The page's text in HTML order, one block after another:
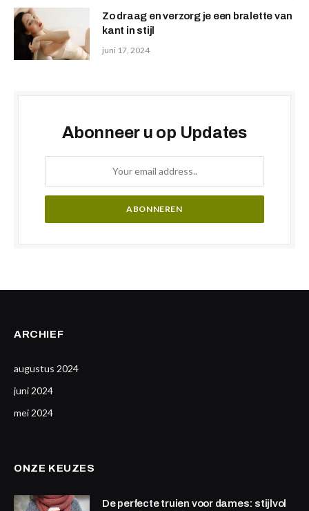
Zo draag en verzorg je een bralette van
kant in stijl
juni 17, 2024
Abonneer u op Updates
ARCHIEF
augustus 2024
juni 2024
mei 2024
ONZE KEUZES
De perfecte truien voor dames: stijlvol